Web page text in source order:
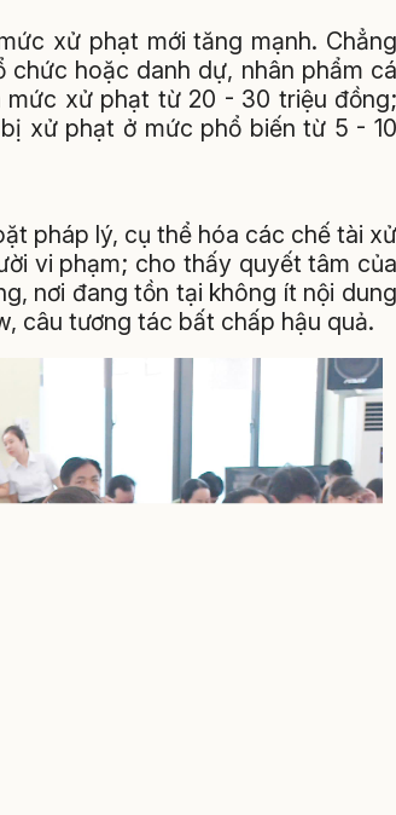
xử phạt mới tăng mạnh. Chẳng
hoặc danh dự, nhân phẩm cá
mức xử phạt từ 20 - 30 triệu đồng;
xử phạt ở mức phổ biến từ 5 - 10
pháp lý, cụ thể hóa các chế tài xử
vi phạm; cho thấy quyết tâm của
nơi đang tồn tại không ít nội dung
câu tương tác bất chấp hậu quả.